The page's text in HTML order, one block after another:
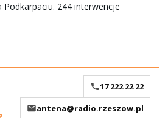
Podkarpaciu. 244 interwencje
17 222 22 22
antena@radio.rzeszow.pl